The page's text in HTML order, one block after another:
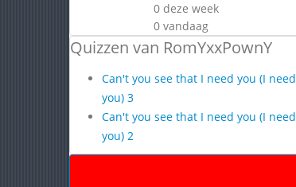
0 deze week
0 vandaag
Quizzen van RomYxxPownY
Can't you see that I need you (I need
you) 3
Can't you see that I need you (I need
you) 2